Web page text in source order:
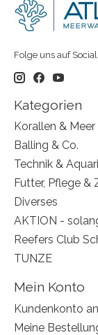
Folge uns auf
Kategorien
Korallen & Meer
Balling & Co.
Technik &
Futter, Pflege &
Diverses
AKTION -
Reefers Club
TUNZE
Mein Konto
Kundenkonto
Meine